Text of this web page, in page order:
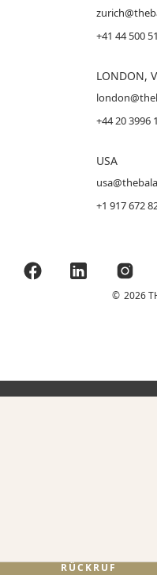
+41 44 500
LONDON,
+44 20 3996
USA
+1 917 672
© 2026
RÜCKRUF